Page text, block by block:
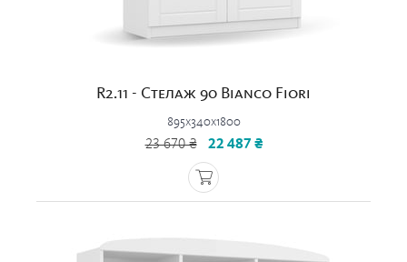
R2.11 - Стелаж 90 Bianco Fiori
895x340x1800
23 670 ₴ 22 487 ₴